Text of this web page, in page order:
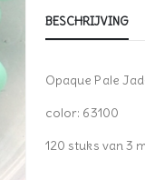
BESCHRIJVING
Opaque Pale
color: 63100
120 stuks van 3